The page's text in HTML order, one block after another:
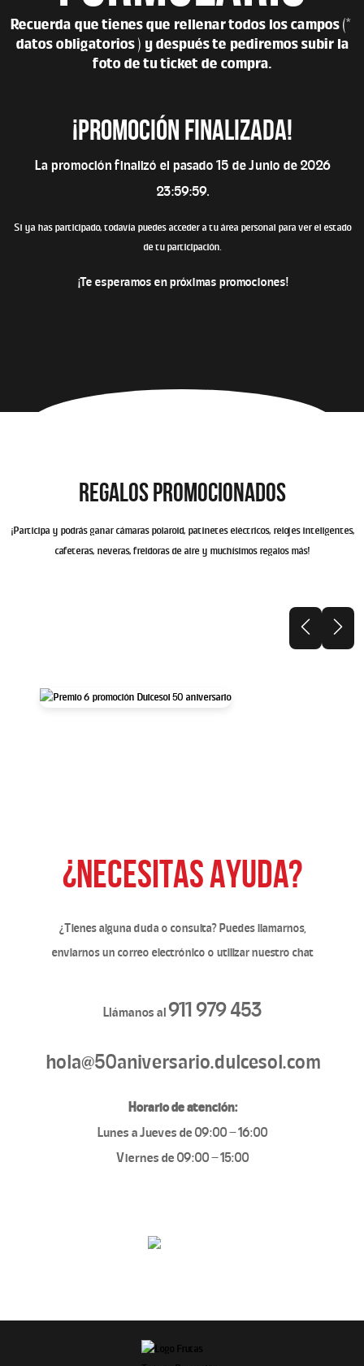
Recuerda que tienes que rellenar todos los campos (*
datos obligatorios ) y después te pediremos subir la
foto de tu ticket de compra.
¡Promoción finalizada!
La promoción finalizó el pasado 15 de Junio de 2026
23:59:59.
Si ya has participado, todavía puedes acceder a tu área personal para ver el estado
de tu participación.
¡Te esperamos en próximas promociones!
REGALOS PROMOCIONADOS
¡Participa y podrás ganar cámaras polaroid, patinetes eléctricos, relojes inteligentes,
cafeteras, neveras, freidoras de aire y muchísimos regalos más!
¿NECESITAS AYUDA?
¿Tienes alguna duda o consulta? Puedes llamarnos,
enviarnos un correo electrónico o utilizar nuestro chat
Llámanos al 911 979 453
hola@50aniversario.dulcesol.com
Horario de atención:
Lunes a Jueves de 09:00 – 16:00
Viernes de 09:00 – 15:00